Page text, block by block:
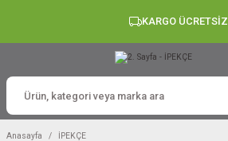
KARGO ÜCRETSİZ
Anasayfa İPEKÇE